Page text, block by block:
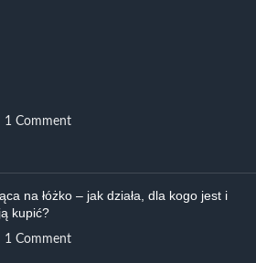
1 Comment
na łóżko – jak działa, dla kogo jest i
kupić?
1 Comment